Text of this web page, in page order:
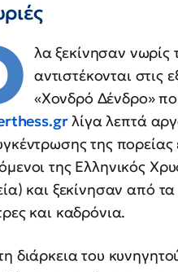
λα ξεκίνησαν νωρίς
αντιστέκονται στις
«Χονδρό Δένδρο»
λίγα λεπτά
της
της Ελληνικός
και ξεκίνησαν από
και καδρόνια.
διάρκεια του